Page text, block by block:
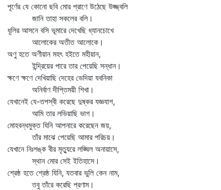
পূর্ণের যে কোনো ছবি মোর প্রাণে উঠেছে উজ্জ্বলি
জানি তাহা সকলের বলি।
ধূলির আসনে বসি ভূমারে দেখেছি ধ্যানচোখে
আলোকের অতীত আলোকে।
অণু হতে অণীয়ান মহৎ হইতে মহীয়ান,
ইন্দ্রিয়ের পারে তার পেয়েছি সন্ধান।
ক্ষণে ক্ষণে দেখিয়াছি দেহের ভেদিয়া যবনিকা
অনির্বাণ দীপ্তিময়ী শিখা।
যেখানেই যে-তপস্বী করেছে দুষ্কর যজ্ঞযাগ,
আমি তার লভিয়াছি ভাগ।
মোহবন্ধমুক্ত যিনি আপনারে করেছেন জয়,
তাঁর মাঝে পেয়েছি আমার পরিচয়।
যেখানে নিঃশঙ্ক বীর মৃত্যুরে লঙ্ঘিল অনায়াসে,
স্থান মোর সেই ইতিহাসে।
শ্রেষ্ঠ হতে শ্রেষ্ঠ যিনি, যতবার ভুলি কেন নাম,
তবু তাঁরে করেছি প্রণাম।